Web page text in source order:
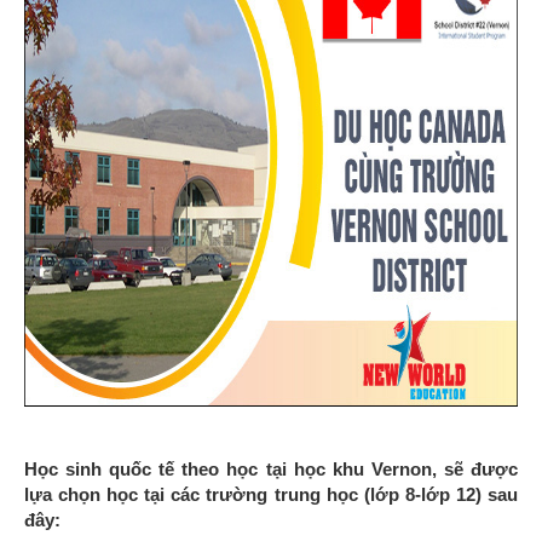
Học sinh quốc tế theo học tại học khu Vernon, sẽ được
lựa chọn học tại các trường trung học (lớp 8-lớp 12) sau
đây: